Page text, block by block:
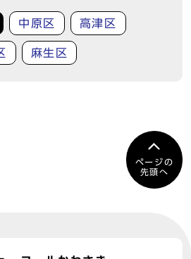
中原区 高津区
麻生区
ページの
先頭へ